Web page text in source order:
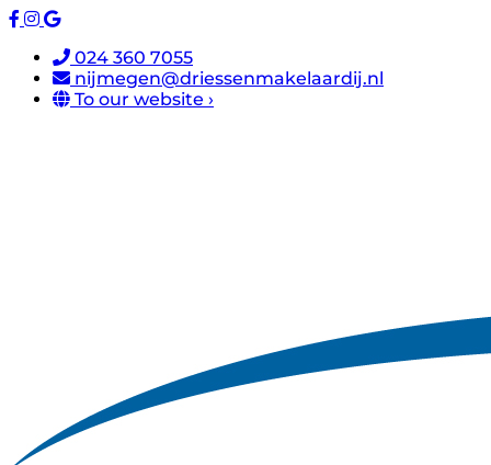
024 360 7055
nijmegen@driessenmakelaardij.nl
To our website ›